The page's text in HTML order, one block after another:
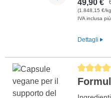
49,90 €
(1.848,15 €/
IVA inclusa più
Dettagli
Average